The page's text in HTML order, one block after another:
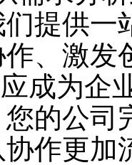
提供一
、激发
为企
的公司
作更加